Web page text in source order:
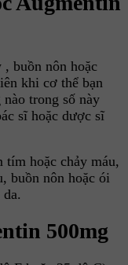
, buồn nôn hoặc
khi cơ thể bạn
trong số này
sĩ hoặc dược sĩ
tím hoặc chảy máu,
buồn nôn hoặc ói
500mg